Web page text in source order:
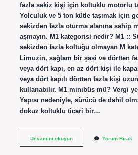
fazla sekiz kişi için koltuklu motorlu
Yolculuk ve 5 ton kütle taşımak için
sekizden fazla oturma alanına sahip
aşmayın. M1 kategorisi nedir? M1 ::
sekizden fazla koltuğu olmayan M
Limuzin, sağlam bir şasi ve dörtten
veya dört kapı, en az dört kişi ile
veya dört kapılı dörtten fazla kişi uzun
kullanabilir. M1 minibüs mü? Vergi
Yapısı nedeniyle, sürücü de dahil
dokuz koltuklu ticari bir…
Devamını okuyunM1
Yorum Bırak